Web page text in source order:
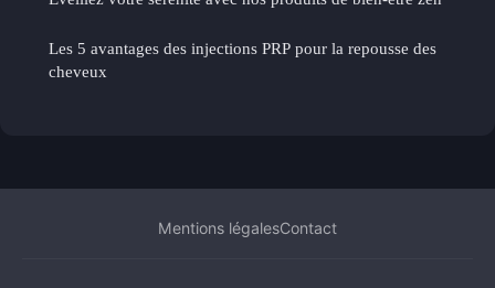
Les 5 avantages des injections PRP pour la repousse des
cheveux
Mentions légalesContact